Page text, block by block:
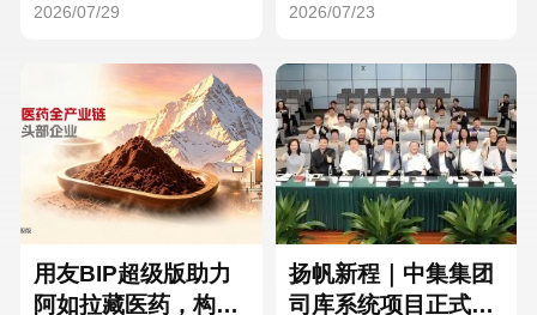
2026/07/29 2026/07/23
用友BIP超级版助力
阿如拉藏医药，构建
扬帆新程｜中集集团
司库系统项目正式启